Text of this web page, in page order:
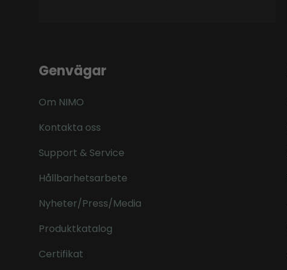
Genvägar
Om NIMO
Kontakta oss
Support & Service
Hållbarhetsarbete
Nyheter/Press/Media
Produktkatalog
Certifikat